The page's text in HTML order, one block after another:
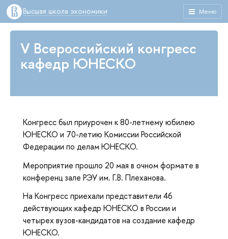
Меню
Высшая школа экономики
V Всероссийский конгресс
кафедр ЮНЕСКО
Конгресс был приурочен к 80-летнему юбилею
ЮНЕСКО и 70-летию Комиссии Российской
Федерации по делам ЮНЕСКО.
Мероприятие прошло 20 мая в очном формате в
конференц зале РЭУ им. Г.В. Плеханова.
На Конгресс приехали представители 46
действующих кафедр ЮНЕСКО в России и
четырех вузов-кандидатов на создание кафедр
ЮНЕСКО.